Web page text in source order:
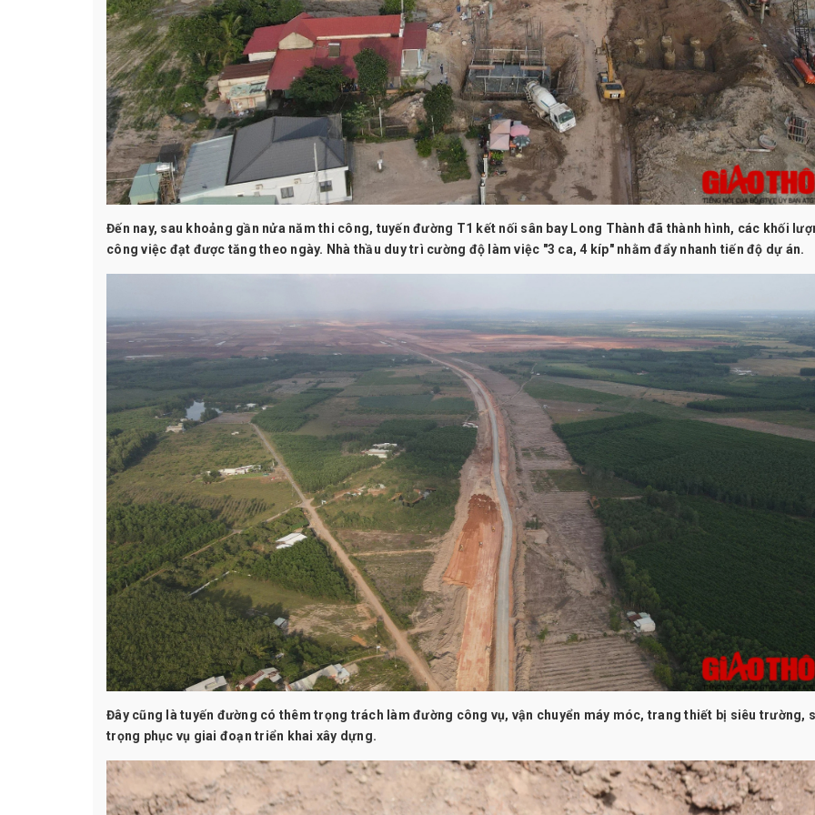
Đến nay, sau khoảng gần nửa năm thi công, tuyến đường T1 kết nối sân bay Long Thành đã thành hình, các khối
công việc đạt được tăng theo ngày. Nhà thầu duy trì cường độ làm việc "3 ca, 4 kíp" nhằm đẩy nhanh tiến độ dự án.
Đây cũng là tuyến đường có thêm trọng trách làm đường công vụ, vận chuyển máy móc, trang thiết bị siêu trường,
trọng phục vụ giai đoạn triển khai xây dựng.